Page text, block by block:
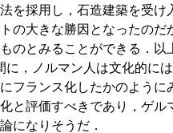
を採用し，石造建築を受
の大きな勝因となったの
のとみることができる．
に，ノルマン人は文化的に
フランス化したかのよう
と評価すべきであり，ゲ
になりそうだ．